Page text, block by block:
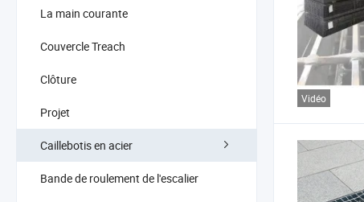
La main courante
Couvercle Treach
Clôture
Projet
Caillebotis en acier
Bande de roulement de l'escalier
Vidéo